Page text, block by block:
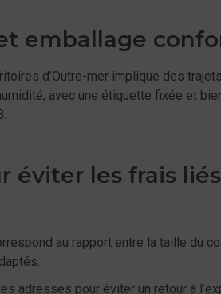
emballage
d’Outre-mer implique des
avec une étiquette fixée et
éviter les frais
au rapport entre la taille du
adresses pour éviter un retour à